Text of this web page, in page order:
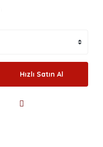
Hızlı Satın Al